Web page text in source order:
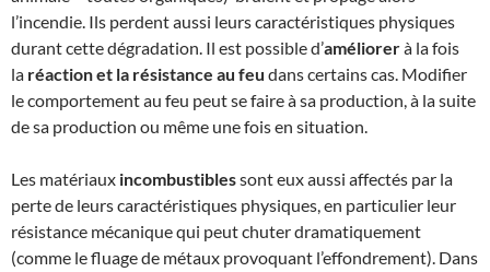
l’incendie. Ils perdent aussi leurs caractéristiques physiques
durant cette dégradation. Il est possible d’améliorerà la fois
la réaction et la résistance au feu dans certains cas. Modifier
le comportement au feu peut se faire à sa production, à la suite
de sa production ou même une fois en situation.
Les matériaux incombustiblessont eux aussi affectés par la
perte de leurs caractéristiques physiques, en particulier leur
résistance mécanique qui peut chuter dramatiquement
(comme le fluage de métaux provoquant l’effondrement). Dans